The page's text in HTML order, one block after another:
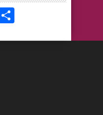
Email